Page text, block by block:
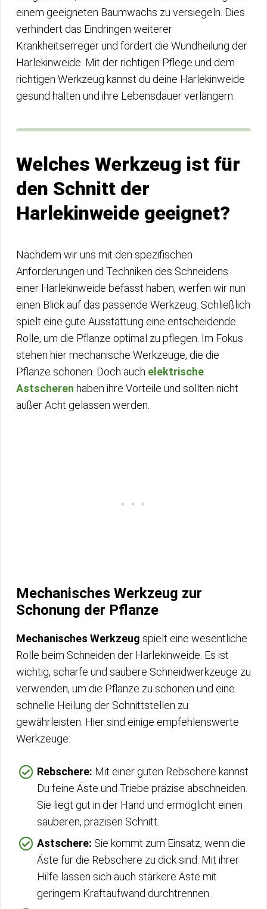
einem geeigneten Baumwachs zu versiegeln. Dies
verhindert das Eindringen weiterer
Krankheitserreger und fördert die Wundheilung der
Harlekinweide. Mit der richtigen Pflege und dem
richtigen Werkzeug kannst du deine Harlekinweide
gesund halten und ihre Lebensdauer verlängern.
Welches Werkzeug ist für
den Schnitt der
Harlekinweide geeignet?
Nachdem wir uns mit den spezifischen
Anforderungen und Techniken des Schneidens
einer Harlekinweide befasst haben, werfen wir nun
einen Blick auf das passende Werkzeug. Schließlich
spielt eine gute Ausstattung eine entscheidende
Rolle, um die Pflanze optimal zu pflegen. Im Fokus
stehen hier mechanische Werkzeuge, die die
Pflanze schonen. Doch auch elektrische
Astscheren haben ihre Vorteile und sollten nicht
außer Acht gelassen werden.
Mechanisches Werkzeug zur
Schonung der Pflanze
Mechanisches Werkzeug spielt eine wesentliche
Rolle beim Schneiden der Harlekinweide. Es ist
wichtig, scharfe und saubere Schneidwerkzeuge zu
verwenden, um die Pflanze zu schonen und eine
schnelle Heilung der Schnittstellen zu
gewährleisten. Hier sind einige empfehlenswerte
Werkzeuge:
Rebschere: Mit einer guten Rebschere kannst
Du feine Äste und Triebe präzise abschneiden.
Sie liegt gut in der Hand und ermöglicht einen
sauberen, präzisen Schnitt.
Astschere: Sie kommt zum Einsatz, wenn die
Äste für die Rebschere zu dick sind. Mit ihrer
Hilfe lassen sich auch stärkere Äste mit
geringem Kraftaufwand durchtrennen.